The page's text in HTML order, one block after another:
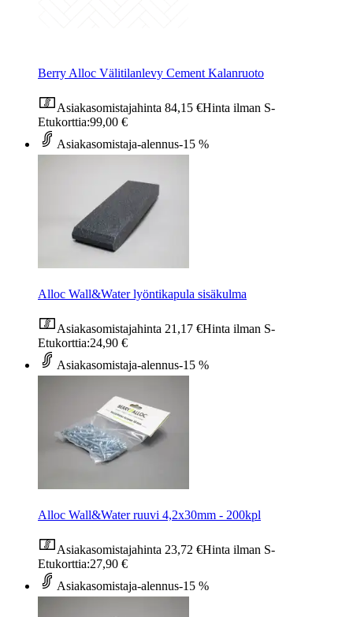
Berry Alloc Välitilanlevy Cement Kalanruoto
Asiakasomistajahinta 84,15 €Hinta ilman S-
Etukorttia:99,00 €
Asiakasomistaja-alennus-15 %
Alloc Wall&Water lyöntikapula sisäkulma
Asiakasomistajahinta 21,17 €Hinta ilman S-
Etukorttia:24,90 €
Asiakasomistaja-alennus-15 %
Alloc Wall&Water ruuvi 4,2x30mm - 200kpl
Asiakasomistajahinta 23,72 €Hinta ilman S-
Etukorttia:27,90 €
Asiakasomistaja-alennus-15 %